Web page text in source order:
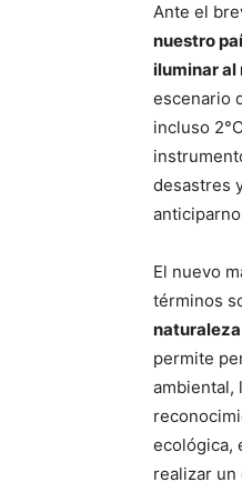
Ante el
nuestro
iluminar al
escenario
incluso
desastres
El nuevo
términos
permite
ambiental,
ecológica,
realizar un